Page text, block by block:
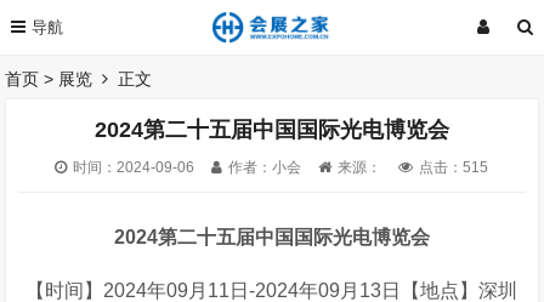
首页 > 展览 正文
2024第二十五届中国国际光电博览会
时间：2024-09-06 作者：小会 来源： 点击：515
2024第二十五届中国国际光电博览会
【时间】2024年09月11日-2024年09月13日【地点】深圳